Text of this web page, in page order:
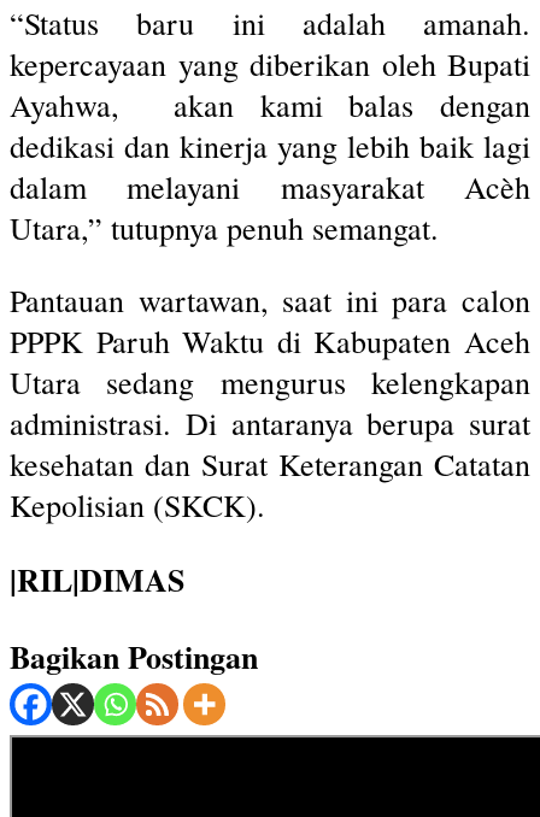
“Status baru ini adalah amanah.
kepercayaan yang diberikan oleh Bupati
Ayahwa, akan kami balas dengan
dedikasi dan kinerja yang lebih baik lagi
dalam melayani masyarakat Acèh
Utara,” tutupnya penuh semangat.
Pantauan wartawan, saat ini para calon
PPPK Paruh Waktu di Kabupaten Aceh
Utara sedang mengurus kelengkapan
administrasi. Di antaranya berupa surat
kesehatan dan Surat Keterangan Catatan
Kepolisian (SKCK).
|RIL|DIMAS
Bagikan Postingan